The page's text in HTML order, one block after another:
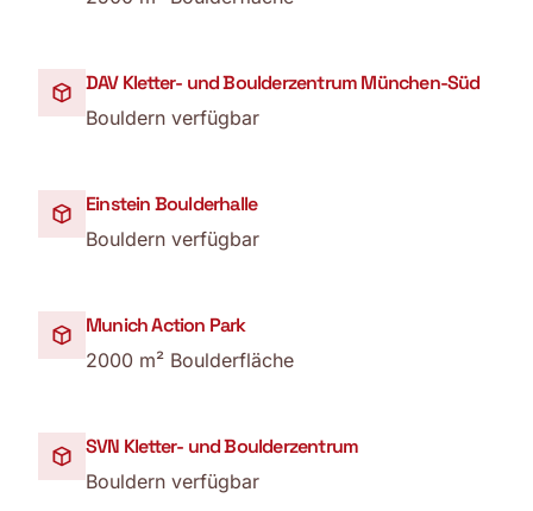
DAV Kletter- und Boulderzentrum München-Süd
Bouldern verfügbar
Einstein Boulderhalle
Bouldern verfügbar
Munich Action Park
2000 m² Boulderfläche
SVN Kletter- und Boulderzentrum
Bouldern verfügbar